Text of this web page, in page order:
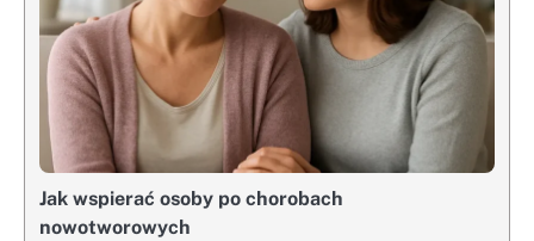
Jak wspierać osoby po chorobach
nowotworowych